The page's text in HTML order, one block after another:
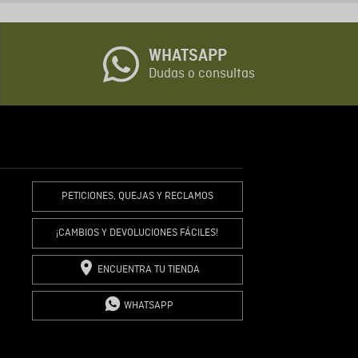
COMENTARIO
WHATSAPP
Dudas o consultas
PETICIONES, QUEJAS Y RECLAMOS
¡CAMBIOS Y DEVOLUCIONES FÁCILES!
ENCUENTRA TU TIENDA
WHATSAPP